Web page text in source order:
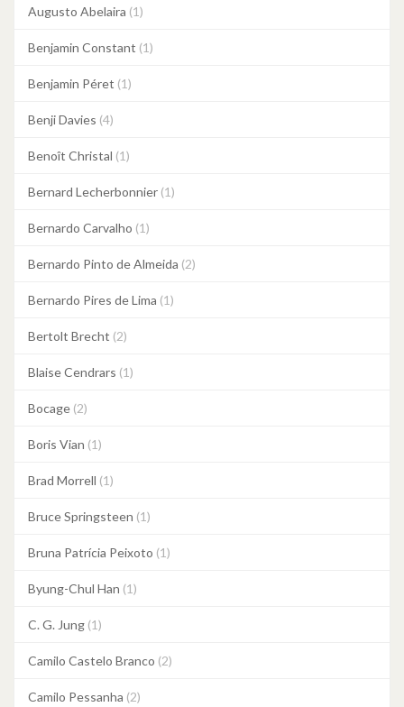
Augusto Abelaira (1)
Benjamin Constant (1)
Benjamin Péret (1)
Benji Davies (4)
Benoît Christal (1)
Bernard Lecherbonnier (1)
Bernardo Carvalho (1)
Bernardo Pinto de Almeida (2)
Bernardo Pires de Lima (1)
Bertolt Brecht (2)
Blaise Cendrars (1)
Bocage (2)
Boris Vian (1)
Brad Morrell (1)
Bruce Springsteen (1)
Bruna Patrícia Peixoto (1)
Byung-Chul Han (1)
C. G. Jung (1)
Camilo Castelo Branco (2)
Camilo Pessanha (2)